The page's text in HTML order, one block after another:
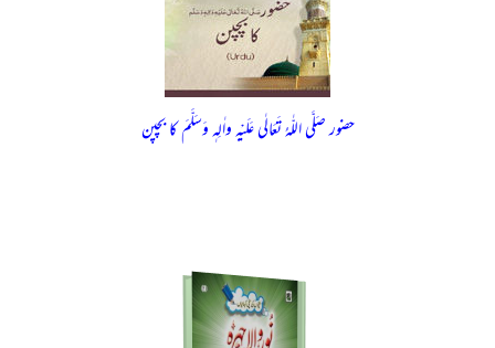
حضور صَلَّی اللّٰہُ تَعَالٰی عَلَیْہِ واٰلِہٖ وَسَلَّمَ کا بچپن